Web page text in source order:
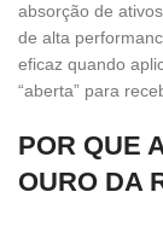
absorção de
de alta
eficaz quando
“aberta” para
POR QUE
OURO DA